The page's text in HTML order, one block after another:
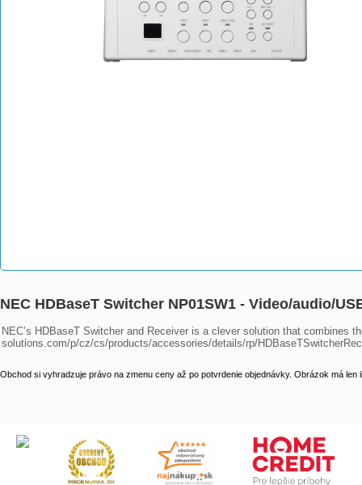
NEC HDBaseT Switcher NP01SW1 - Video/audio/
NEC’s HDBaseT Switcher and Receiver is a clever solution that combines
solutions.com/p/cz/cs/products/accessories/details/rp/
Obchod si vyhradzuje právo na zmenu ceny až po potvrdenie objednávky. Obrázok má len